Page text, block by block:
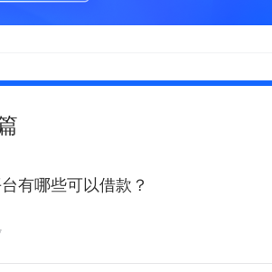
有哪些可以借款？